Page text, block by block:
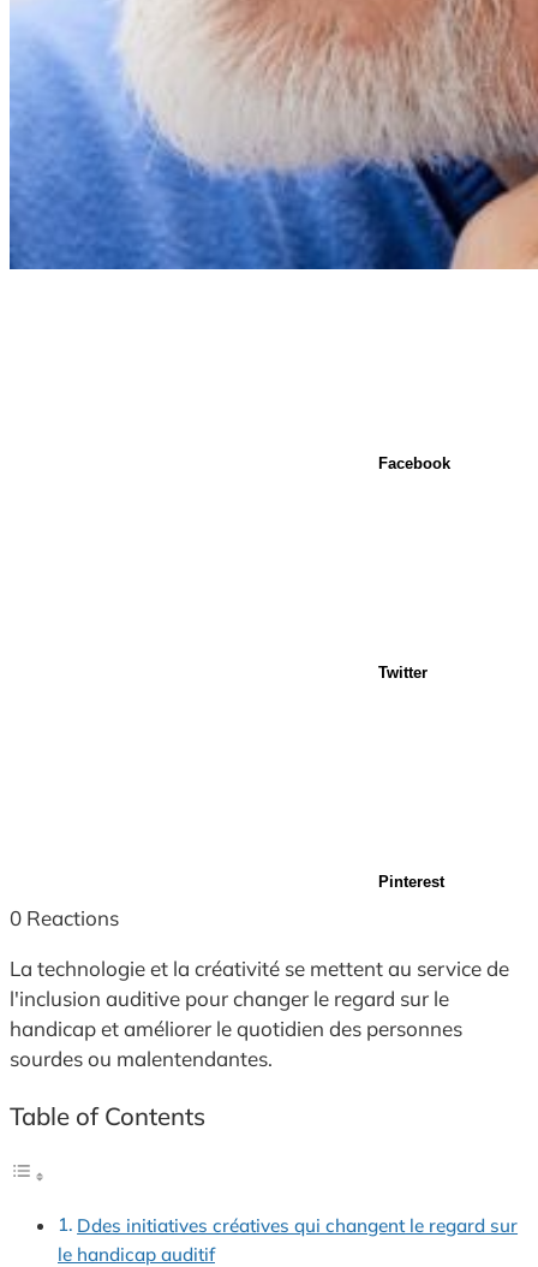
Facebook
Twitter
Pinterest
0 Reactions
La technologie et la créativité se mettent au service de
l'inclusion auditive pour changer le regard sur le
handicap et améliorer le quotidien des personnes
sourdes ou malentendantes.
Table of Contents
Ddes initiatives créatives qui changent le regard sur
le handicap auditif